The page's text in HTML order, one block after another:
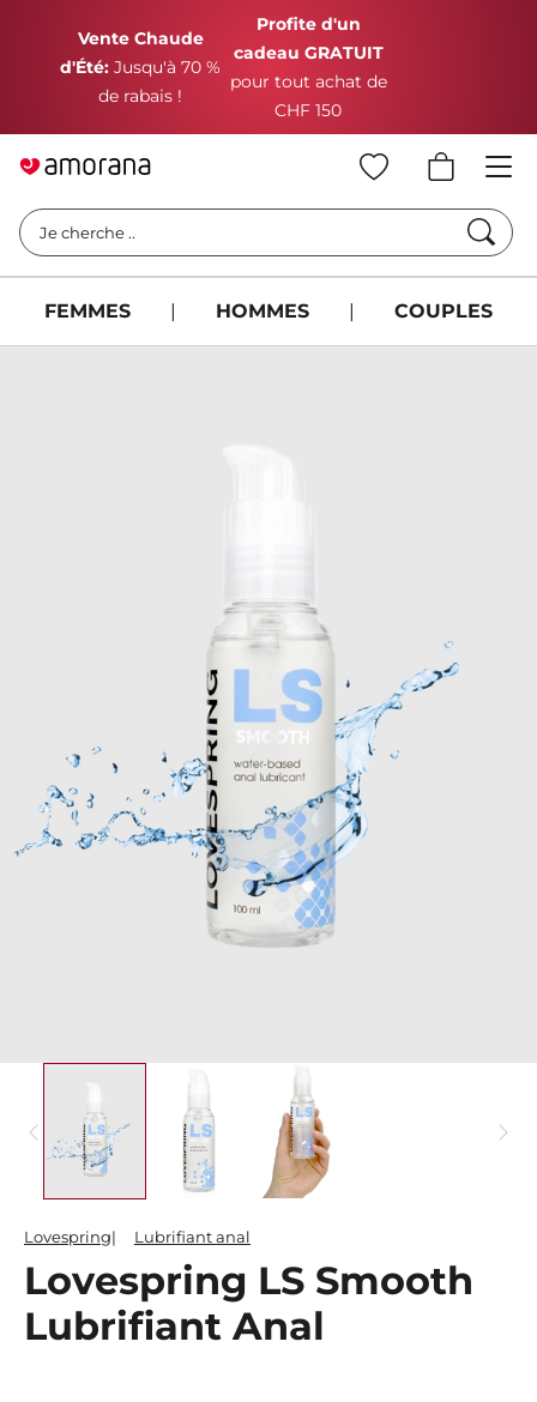
Vente Chaude
d'Été: Jusqu'à 70 %
de rabais !
Profite d'un
cadeau GRATUIT
pour tout achat de
CHF 150
Je cherche ..
FEMMES | HOMMES | COUPLES
Lovespring Lubrifiant anal
Lovespring LS Smooth
Lubrifiant Anal